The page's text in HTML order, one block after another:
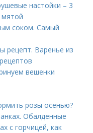
настойки – 3
мятой
соком. Самый
рецепт. Варенье из
вешенки
розы осенью?
Обалденные
с горчицей, как